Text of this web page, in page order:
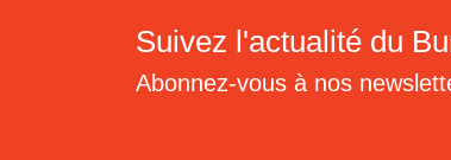
Suivez l'actualité du
Abonnez-vous à nos